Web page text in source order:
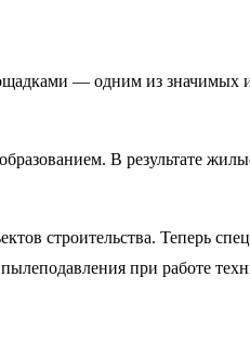
— одним из значимых
В результате
строительства. Теперь
при работе